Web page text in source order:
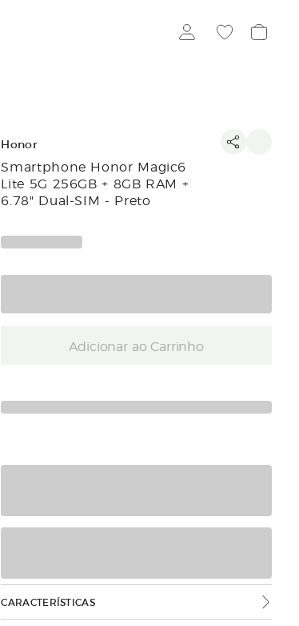
Honor
Smartphone Honor Magic6
Lite 5G 256GB + 8GB RAM +
6.78" Dual-SIM - Preto
Adicionar ao Carrinho
CARACTERÍSTICAS